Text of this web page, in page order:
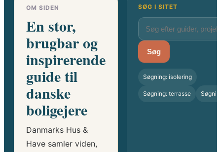
OM SIDEN
En stor,
brugbar og
inspirerende
guide til
danske
boligejere
Danmarks Hus &
Have samler viden,
SØG I SITET
Søg
Søgning: isolering
Søgning: terrasse